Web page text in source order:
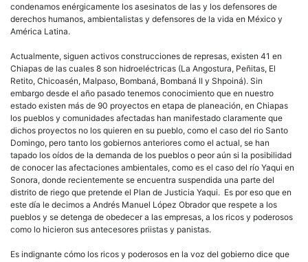
condenamos enérgicamente los asesinatos de las y los defensores de
derechos humanos, ambientalistas y defensores de la vida en México y
América Latina.
Actualmente, siguen activos construcciones de represas, existen 41 en
Chiapas de las cuales 8 son hidroeléctricas (La Angostura, Peñitas, El
Retito, Chicoasén, Malpaso, Bombaná, Bombaná II y Shpoiná). Sin
embargo desde el año pasado tenemos conocimiento que en nuestro
estado existen más de 90 proyectos en etapa de planeación, en Chiapas
los pueblos y comunidades afectadas han manifestado claramente que
dichos proyectos no los quieren en su pueblo, como el caso del rio Santo
Domingo, pero tanto los gobiernos anteriores como el actual, se han
tapado los oídos de la demanda de los pueblos o peor aún si la posibilidad
de conocer las afectaciones ambientales, como es el caso del río Yaqui en
Sonora, donde recientemente se encuentra suspendida una parte del
distrito de riego que pretende el Plan de Justicia Yaqui. Es por eso que en
este día le decimos a Andrés Manuel López Obrador que respete a los
pueblos y se detenga de obedecer a las empresas, a los ricos y poderosos
como lo hicieron sus antecesores priistas y panistas.
Es indignante cómo los ricos y poderosos en la voz del gobierno dice que